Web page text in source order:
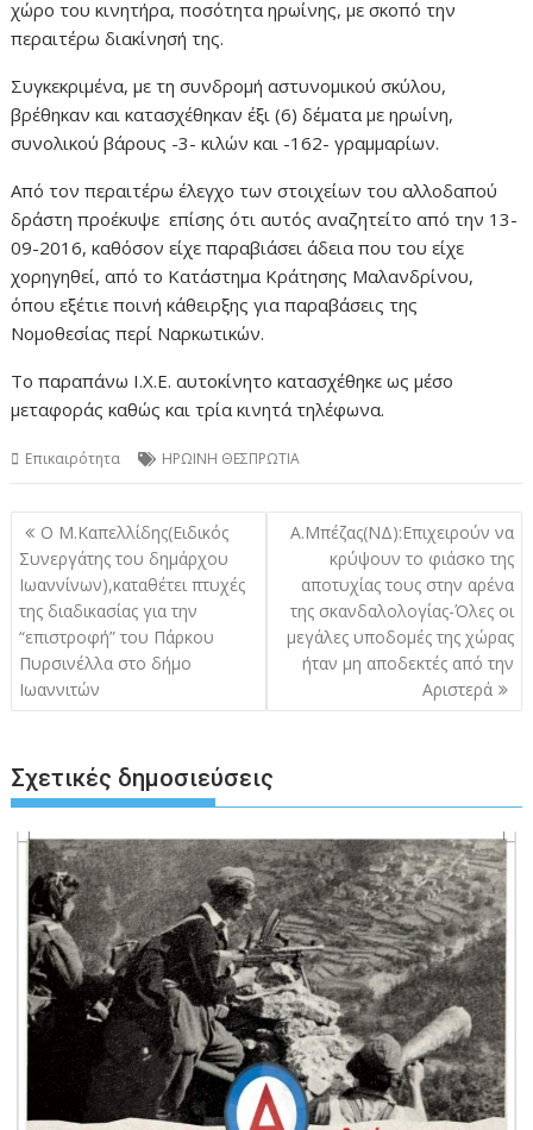
χώρο του κινητήρα, ποσότητα ηρωίνης, με σκοπό την
περαιτέρω διακίνησή της.
Συγκεκριμένα, με τη συνδρομή αστυνομικού σκύλου,
βρέθηκαν και κατασχέθηκαν έξι (6) δέματα με ηρωίνη,
συνολικού βάρους -3- κιλών και -162- γραμμαρίων.
Από τον περαιτέρω έλεγχο των στοιχείων του αλλοδαπού
δράστη προέκυψε επίσης ότι αυτός αναζητείτο από την 13-
09-2016, καθόσον είχε παραβιάσει άδεια που του είχε
χορηγηθεί, από το Κατάστημα Κράτησης Μαλανδρίνου,
όπου εξέτιε ποινή κάθειρξης για παραβάσεις της
Νομοθεσίας περί Ναρκωτικών.
Το παραπάνω Ι.Χ.Ε. αυτοκίνητο κατασχέθηκε ως μέσο
μεταφοράς καθώς και τρία κινητά τηλέφωνα.
Επικαιρότητα ΗΡΩΙΝΗ ΘΕΣΠΡΩΤΙΑ
Πλοήγηση
άρθρων
Ο Μ.Καπελλίδης(Ειδικός
Συνεργάτης του δημάρχου
Ιωαννίνων),καταθέτει πτυχές
της διαδικασίας για την
“επιστροφή” του Πάρκου
Πυρσινέλλα στο δήμο
Ιωαννιτών
Α.Μπέζας(ΝΔ):Επιχειρούν να
κρύψουν το φιάσκο της
αποτυχίας τους στην αρένα
της σκανδαλολογίας-Όλες οι
μεγάλες υποδομές της χώρας
ήταν μη αποδεκτές από την
Αριστερά
Σχετικές δημοσιεύσεις